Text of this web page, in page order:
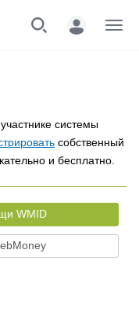
системы
собственный
и бесплатно.
WMID